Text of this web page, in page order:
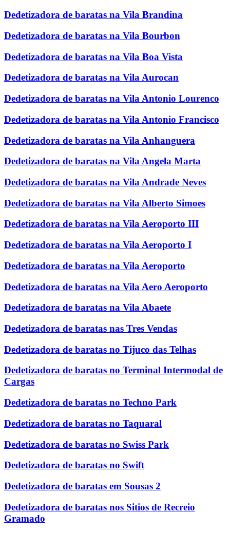
Dedetizadora de baratas na Vila Brandina
Dedetizadora de baratas na Vila Bourbon
Dedetizadora de baratas na Vila Boa Vista
Dedetizadora de baratas na Vila Aurocan
Dedetizadora de baratas na Vila Antonio Lourenco
Dedetizadora de baratas na Vila Antonio Francisco
Dedetizadora de baratas na Vila Anhanguera
Dedetizadora de baratas na Vila Angela Marta
Dedetizadora de baratas na Vila Andrade Neves
Dedetizadora de baratas na Vila Alberto Simoes
Dedetizadora de baratas na Vila Aeroporto III
Dedetizadora de baratas na Vila Aeroporto I
Dedetizadora de baratas na Vila Aeroporto
Dedetizadora de baratas na Vila Aero Aeroporto
Dedetizadora de baratas na Vila Abaete
Dedetizadora de baratas nas Tres Vendas
Dedetizadora de baratas no Tijuco das Telhas
Dedetizadora de baratas no Terminal Intermodal de
Cargas
Dedetizadora de baratas no Techno Park
Dedetizadora de baratas no Taquaral
Dedetizadora de baratas no Swiss Park
Dedetizadora de baratas no Swift
Dedetizadora de baratas em Sousas 2
Dedetizadora de baratas nos Sitios de Recreio
Gramado